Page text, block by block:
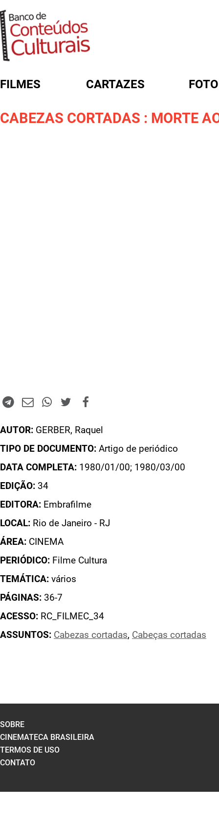
FILMES CARTAZES
CABEZAS CORTADAS : MORTE
AUTOR: GERBER, Raquel
TIPO DE DOCUMENTO: Artigo de periódico
DATA COMPLETA: 1980/01/00; 1980/03/00
EDIÇÃO: 34
EDITORA: Embrafilme
LOCAL: Rio de Janeiro - RJ
ÁREA: CINEMA
PERIÓDICO: Filme Cultura
TEMÁTICA: vários
PÁGINAS: 36-7
ACESSO: RC_FILMEC_34
ASSUNTOS: Cabezas cortadas, Cabeças cortadas
FORMULÁRIO DE BUSCA
SOBRE
CINEMATECA BRASILEIRA
TERMOS DE USO
CONTATO